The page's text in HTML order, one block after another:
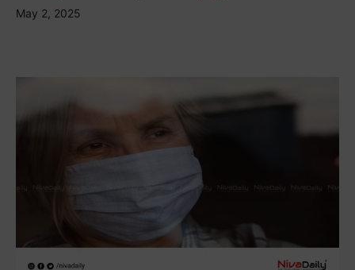
May 2, 2025